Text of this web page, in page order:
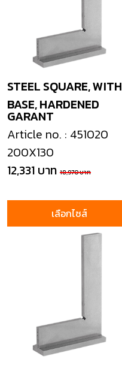
GARANT
STEEL SQUARE, WITH
BASE, HARDENED
Article no. : 451020
200X130
12,331 บาท 18,970 บาท
เลือกไซส์